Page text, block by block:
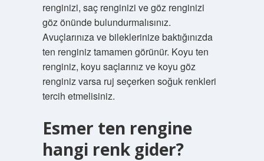
renginizi, saç renginizi ve göz renginizi
göz önünde bulundurmalısınız.
Avuçlarınıza ve bileklerinize baktığınızda
ten renginiz tamamen görünür. Koyu ten
renginiz, koyu saçlarınız ve koyu göz
renginiz varsa ruj seçerken soğuk renkleri
tercih etmelisiniz.
Esmer ten rengine
hangi renk gider?